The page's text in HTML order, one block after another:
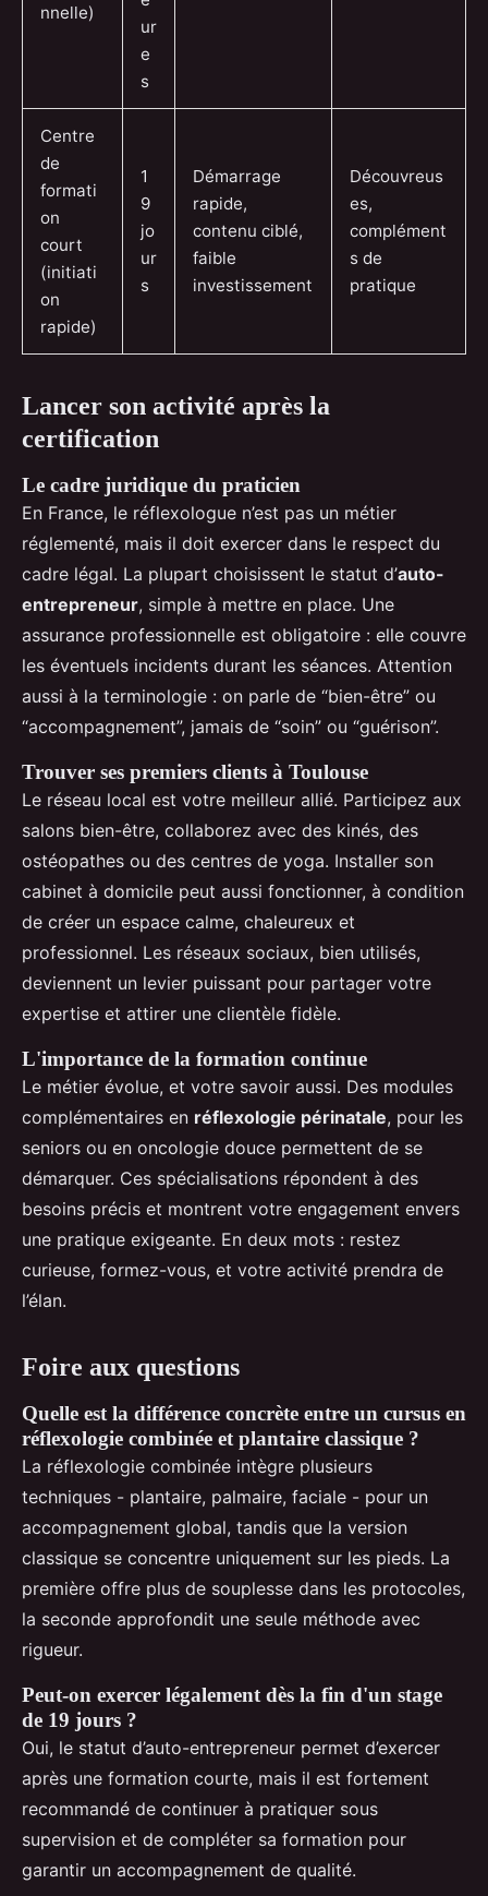
nnelle)
ur
e
s
Centre
de
formati
on
court
(initiati
on
rapide)
1
9
jo
ur
s
Démarrage
rapide,
contenu ciblé,
faible
investissement
Découvreus
es,
complément
s de
pratique
Lancer son activité après la
certification
Le cadre juridique du praticien
En France, le réflexologue n’est pas un métier
réglementé, mais il doit exercer dans le respect du
cadre légal. La plupart choisissent le statut d’auto-
entrepreneur, simple à mettre en place. Une
assurance professionnelle est obligatoire : elle couvre
les éventuels incidents durant les séances. Attention
aussi à la terminologie : on parle de “bien-être” ou
“accompagnement”, jamais de “soin” ou “guérison”.
Trouver ses premiers clients à Toulouse
Le réseau local est votre meilleur allié. Participez aux
salons bien-être, collaborez avec des kinés, des
ostéopathes ou des centres de yoga. Installer son
cabinet à domicile peut aussi fonctionner, à condition
de créer un espace calme, chaleureux et
professionnel. Les réseaux sociaux, bien utilisés,
deviennent un levier puissant pour partager votre
expertise et attirer une clientèle fidèle.
L'importance de la formation continue
Le métier évolue, et votre savoir aussi. Des modules
complémentaires en réflexologie périnatale, pour les
seniors ou en oncologie douce permettent de se
démarquer. Ces spécialisations répondent à des
besoins précis et montrent votre engagement envers
une pratique exigeante. En deux mots : restez
curieuse, formez-vous, et votre activité prendra de
l’élan.
Foire aux questions
Quelle est la différence concrète entre un cursus en
réflexologie combinée et plantaire classique ?
La réflexologie combinée intègre plusieurs
techniques - plantaire, palmaire, faciale - pour un
accompagnement global, tandis que la version
classique se concentre uniquement sur les pieds. La
première offre plus de souplesse dans les protocoles,
la seconde approfondit une seule méthode avec
rigueur.
Peut-on exercer légalement dès la fin d'un stage
de 19 jours ?
Oui, le statut d’auto-entrepreneur permet d’exercer
après une formation courte, mais il est fortement
recommandé de continuer à pratiquer sous
supervision et de compléter sa formation pour
garantir un accompagnement de qualité.